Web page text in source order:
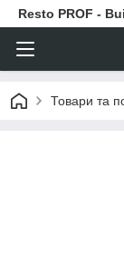
Resto PROF -
Товари та